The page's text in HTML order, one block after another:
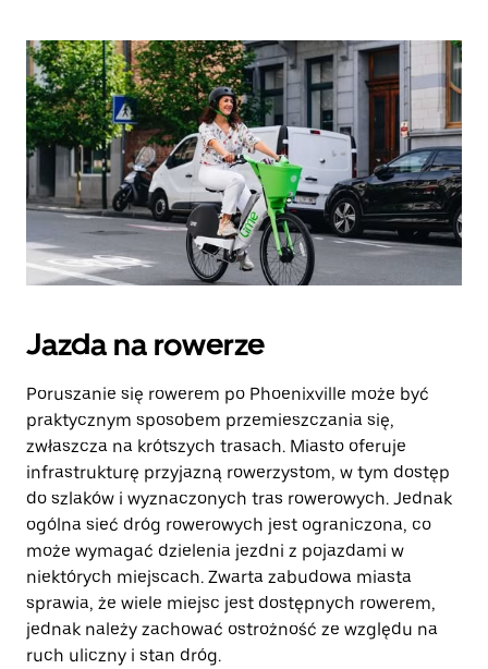
Jazda na rowerze
Poruszanie się rowerem po Phoenixville może być
praktycznym sposobem przemieszczania się,
zwłaszcza na krótszych trasach. Miasto oferuje
infrastrukturę przyjazną rowerzystom, w tym dostęp
do szlaków i wyznaczonych tras rowerowych. Jednak
ogólna sieć dróg rowerowych jest ograniczona, co
może wymagać dzielenia jezdni z pojazdami w
niektórych miejscach. Zwarta zabudowa miasta
sprawia, że wiele miejsc jest dostępnych rowerem,
jednak należy zachować ostrożność ze względu na
ruch uliczny i stan dróg.